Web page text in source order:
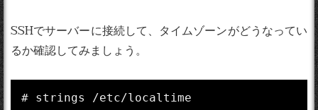
SSHでサーバーに接続して、タイムゾーンがどうなってい
るか確認してみましょう。
# strings /etc/localtime